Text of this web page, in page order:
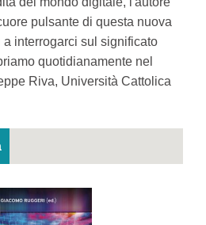
pulsante di questa nuova
interrogarci sul significato
quotidianamente nel
Riva, Università Cattolica